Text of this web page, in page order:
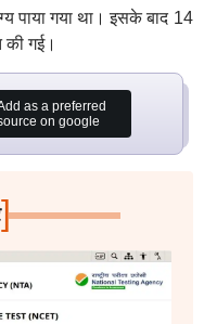
पाया गया था। इसके बाद 14
की गई।
as a preferred
on google
]